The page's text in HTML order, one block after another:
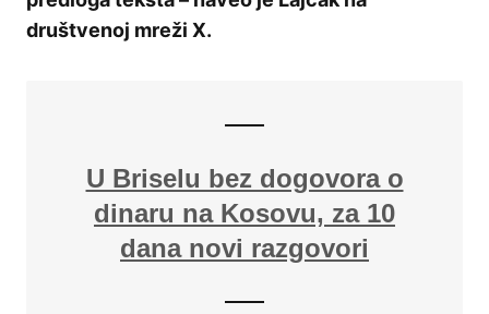
društvenoj mreži X.
U Briselu bez dogovora o
dinaru na Kosovu, za 10
dana novi razgovori